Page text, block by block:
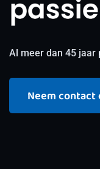
Al meer dan 45 jaar
Neem contact